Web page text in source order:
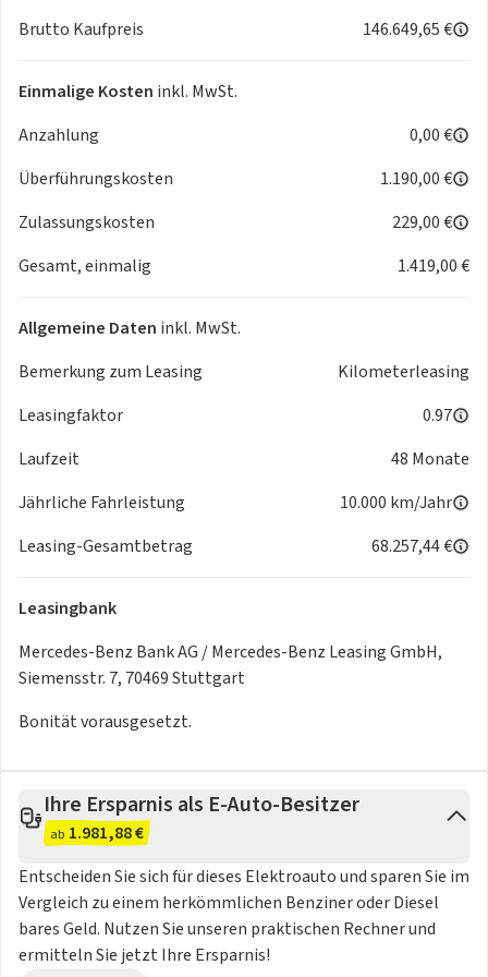
Ladekabel bis 22 kW für Wallbox und öffentliche Ladestation,
Digitales Extra: Vorrüstung für Navigationsdienste
Vorrüstung für digitale Schlüsselübergabe
Leder schwarz / spacegrau
DISTRONIC PLUS inkl. BAS PLUS und PRE-SAFE® Bremse
Hintere Sensoren für Spurhalte-Assistent
Vorrüstung für INTELLIGENT PARK PILOT
PRE-SAFE® Impuls Seite
Digitales Extra: Individualisierungs-Paket
DIGITAL LIGHT
Vorrüstung für GUARD 360° Services
Soundpersonalisierung
Digitales Extra: Erweiterte Funktionen MBUX
Digitales Extra: Vorrüstung für Live Traffic Information
Panorama-Schiebedach
Vorrüstung für Projektionsfunktion Symbole
Vorrüstung für Projektionsfunktion Animationen
Lenkradheizung
360°-Kamera
3 Jahre kostenfreie Navigations-Updates für Kartendaten
Vorrüstung für Remote Park-Assistent
Digitales Extra: Verkehrszeichen-Assistent
Aktiver Geschwindigkeitslimit-Assistent
Einbruch- und Diebstahlwarnanlage (EDW)
Klimatisierungsautomatik THERMOTRONIC
Brutto Kaufpreis
146.649,65 €
Einmalige Kosten inkl. MwSt.
Anzahlung
0,00 €
Überführungskosten
1.190,00 €
Zulassungskosten
229,00 €
Gesamt, einmalig
1.419,00 €
Allgemeine Daten inkl. MwSt.
Bemerkung zum Leasing
Kilometerleasing
Leasingfaktor
0.97
Laufzeit
48 Monate
Jährliche Fahrleistung
10.000 km/Jahr
Leasing-Gesamtbetrag
68.257,44 €
Leasingbank
Mercedes-Benz Bank AG / Mercedes-Benz Leasing GmbH,
Siemensstr. 7, 70469 Stuttgart
Bonität vorausgesetzt.
Ihre Ersparnis als E-Auto-Besitzer
ab 1.981,88 €
Entscheiden Sie sich für dieses Elektroauto und sparen Sie im
Vergleich zu einem herkömmlichen Benziner oder Diesel
bares Geld. Nutzen Sie unseren praktischen Rechner und
ermitteln Sie jetzt Ihre Ersparnis!